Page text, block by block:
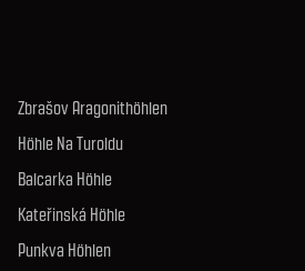
Zbrašov Aragonithöhlen
Höhle Na Turoldu
Balcarka Höhle
Kateřinská Höhle
Punkva Höhlen